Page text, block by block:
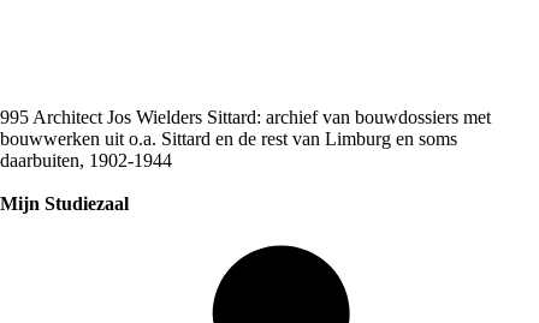
995 Architect Jos Wielders Sittard: archief van bouwdossiers met
bouwwerken uit o.a. Sittard en de rest van Limburg en soms
daarbuiten, 1902-1944
Mijn Studiezaal